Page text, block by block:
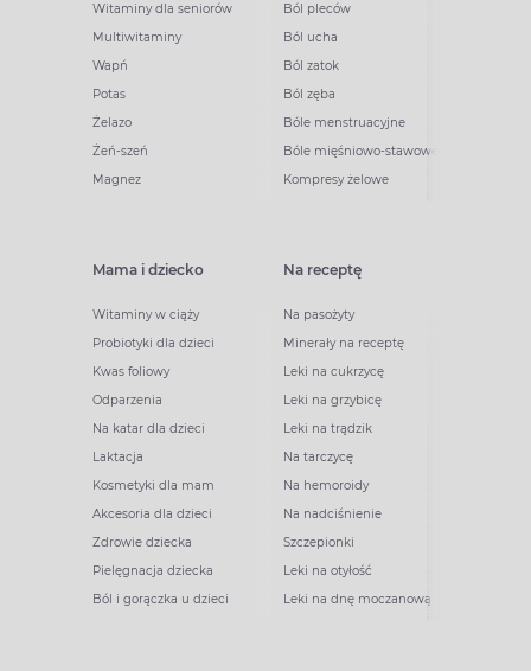
Witaminy dla seniorów
Multiwitaminy
Wapń
Potas
Żelazo
Żeń-szeń
Magnez
Ból pleców
Ból ucha
Ból zatok
Ból zęba
Bóle menstruacyjne
Bóle mięśniowo-stawowe
Kompresy żelowe
Mama i dziecko
Witaminy w ciąży
Probiotyki dla dzieci
Kwas foliowy
Odparzenia
Na katar dla dzieci
Laktacja
Kosmetyki dla mam
Akcesoria dla dzieci
Zdrowie dziecka
Pielęgnacja dziecka
Ból i gorączka u dzieci
Na receptę
Na pasożyty
Minerały na receptę
Leki na cukrzycę
Leki na grzybicę
Leki na trądzik
Na tarczycę
Na hemoroidy
Na nadciśnienie
Szczepionki
Leki na otyłość
Leki na dnę moczanową